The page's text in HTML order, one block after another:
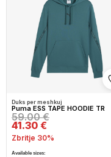
Duks per meshkuj
Puma ESS TAPE HOODIE TR
59.00 €
41.30 €
Zbritje 30%
Available sizes: